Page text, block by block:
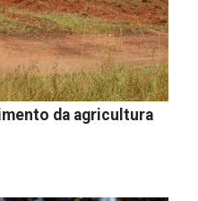
da agricultura